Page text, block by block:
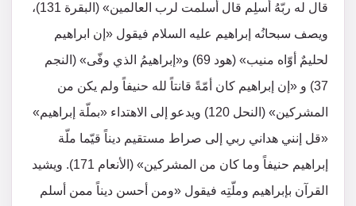
قال له ربّهُ أسلِم قال أسلمت لرب العالمين» (البقرة 131)،
ويصف سبحانُه إبراهيم عليه السلام فيقول «إن ابراهيم
لحليمٌ أوّاه منيب» (هود 69) و«إبراهيمُ الذي وفّى» (النجم
37) و «إن إبراهيم كان أمّةً قانتاً لله حنيفاً ولم يكن من
المشركين» (النحل 120) ويدعو إلى الاهتداء «بملّة إبراهيم»
«قل إنني هداني ربي إلى صراط مستقيم ديناً قيّما ملّة
إبراهيم حنيفاً وما كان من المشركين» (الأنعام 171). ويشيد
القرآن بإبراهيم وملّتِه فيقول «ومن أحسن ديناً ممن أسلم